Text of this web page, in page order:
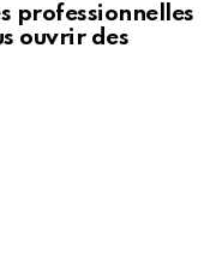
professionnelles
ouvrir des